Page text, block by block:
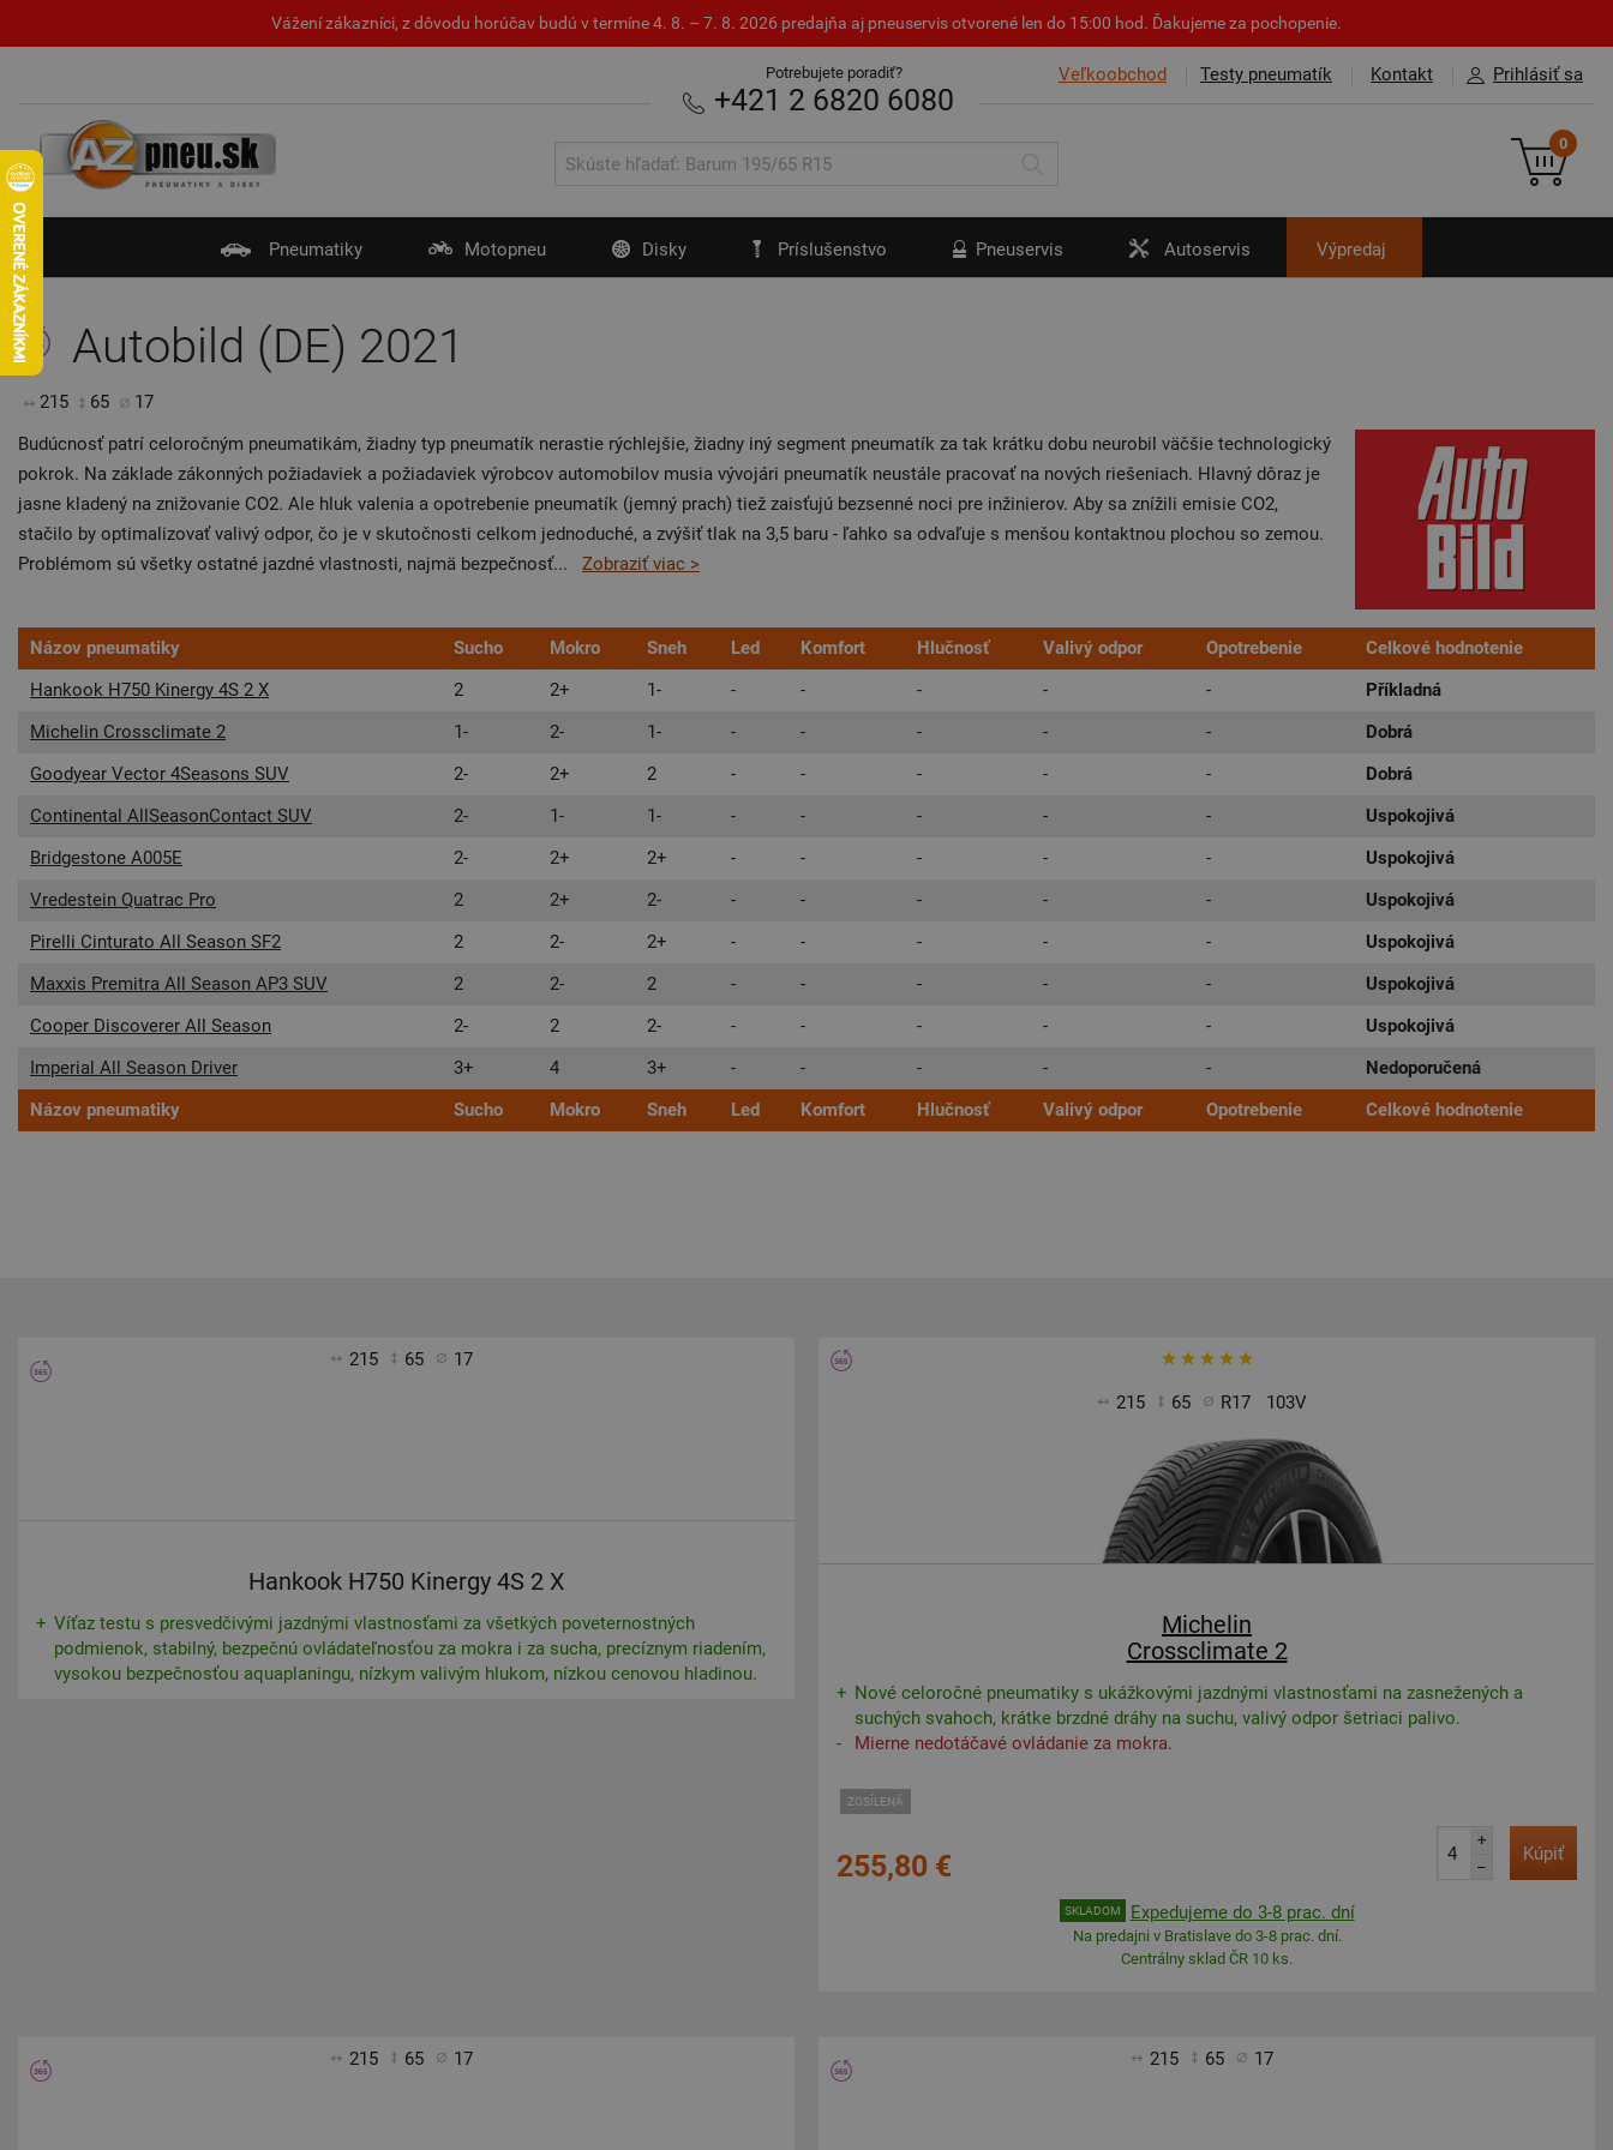
Vážení zákazníci, z dôvodu horúčav budú v termíne 4. 8. – 7. 8. 2026 predajňa aj pneuservis otvorené len do 15:00 hod. Ďakujeme za pochopenie.
Veľkoobchod Testy pneumatík Kontakt Prihlásiť sa
Potrebujete poradiť?
+421 2 6820 6080
0
Pneumatiky Motopneu Disky Príslušenstvo Pneuservis Autoservis Výpredaj
Autobild (DE) 2021
215 65
17
Budúcnosť patrí celoročným pneumatikám, žiadny typ pneumatík nerastie rýchlejšie, žiadny iný segment pneumatík za tak krátku dobu neurobil väčšie technologický
pokrok. Na základe zákonných požiadaviek a požiadaviek výrobcov automobilov musia vývojári pneumatík neustále pracovať na nových riešeniach. Hlavný dôraz je
jasne kladený na znižovanie CO2. Ale hluk valenia a opotrebenie pneumatík (jemný prach) tiež zaisťujú bezsenné noci pre inžinierov. Aby sa znížili emisie CO2,
stačilo by optimalizovať valivý odpor, čo je v skutočnosti celkom jednoduché, a zvýšiť tlak na 3,5 baru - ľahko sa odvaľuje s menšou kontaktnou plochou so zemou.
Problémom sú všetky ostatné jazdné vlastnosti, najmä bezpečnosť... Zobraziť viac >
Názov pneumatiky Sucho Mokro Sneh Led Komfort Hlučnosť Valivý odpor Opotrebenie
Celkové hodnotenie
Hankook H750 Kinergy 4S 2 X
2 2+ 1- - - - - -
Příkladná
Michelin Crossclimate 2
1- 2- 1- - - - - -
Dobrá
Goodyear Vector 4Seasons SUV
2- 2+ 2 - - - - -
Dobrá
Continental AllSeasonContact SUV
2- 1- 1- - - - - -
Uspokojivá
Bridgestone A005E
2- 2+ 2+ - - - - -
Uspokojivá
Vredestein Quatrac Pro
2 2+ 2- - - - - -
Uspokojivá
Pirelli Cinturato All Season SF2
2 2- 2+ - - - - -
Uspokojivá
Maxxis Premitra All Season AP3 SUV
2 2- 2 - - - - -
Uspokojivá
Cooper Discoverer All Season
2- 2 2- - - - - -
Uspokojivá
Imperial All Season Driver
3+ 4 3+ - - - - -
Nedoporučená
Názov pneumatiky
Sucho Mokro Sneh Led Komfort Hlučnosť Valivý odpor Opotrebenie Celkové hodnotenie
215 65 17
Hankook H750 Kinergy 4S 2 X
Víťaz testu s presvedčivými jazdnými vlastnosťami za všetkých poveternostných
podmienok, stabilný, bezpečnú ovládateľnosťou za mokra i za sucha, precíznym riadením,
vysokou bezpečnosťou aquaplaningu, nízkym valivým hlukom, nízkou cenovou hladinou.
215 65 R17 103V
Michelin
Crossclimate 2
Nové celoročné pneumatiky s ukážkovými jazdnými vlastnosťami na zasnežených a
suchých svahoch, krátke brzdné dráhy na suchu, valivý odpor šetriaci palivo.
Mierne nedotáčavé ovládanie za mokra.
ZOSÍLENÁ
255,80 €
+
–
Kúpiť
SKLADOM Expedujeme do 3-8 prac. dní
Na predajni v Bratislave do 3-8 prac. dní.
Centrálny sklad ČR 10 ks.
215 65 17 215 65 17